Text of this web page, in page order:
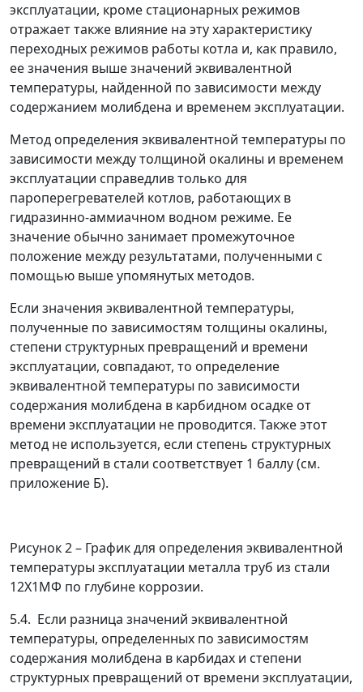
эксплуатации, кроме стационарных режимов
отражает также влияние на эту характеристику
переходных режимов работы котла и, как правило,
ее значения выше значений эквивалентной
температуры, найденной по зависимости между
содержанием молибдена и временем эксплуатации.
Метод определения эквивалентной температуры по
зависимости между толщиной окалины и временем
эксплуатации справедлив только для
пароперегревателей котлов, работающих в
гидразинно-аммиачном водном режиме. Ее
значение обычно занимает промежуточное
положение между результатами, полученными с
помощью выше упомянутых методов.
Если значения эквивалентной температуры,
полученные по зависимостям толщины окалины,
степени структурных превращений и времени
эксплуатации, совпадают, то определение
эквивалентной температуры по зависимости
содержания молибдена в карбидном осадке от
времени эксплуатации не проводится. Также этот
метод не используется, если степень структурных
превращений в стали соответствует 1 баллу (см.
приложение Б).
Рисунок 2– График для определения эквивалентной
температуры эксплуатации металла труб из стали
12Х1МФ по глубине коррозии.
5.4. Если разница значений эквивалентной
температуры, определенных по зависимостям
содержания молибдена в карбидах и степени
структурных превращений от времени эксплуатации,